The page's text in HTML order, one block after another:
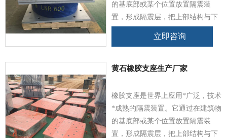
的基底部或某个位置放置隔震装
置，形成隔震层，把上部结构与下
震能量，避免或减少地震能量向上
其内部人员、设备，不影响室内设
立即咨询
黄石橡胶支座生产厂家
橡胶支座是世界上应用*广泛，技术
*成熟的隔震装置。它通过在建筑物
的基底部或某个位置放置隔震装
置，形成隔震层，把上部结构与下